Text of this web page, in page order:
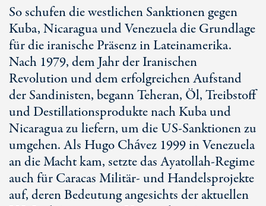
So schufen die westlichen Sanktionen gegen
Kuba, Nicaragua und Venezuela die Grundlage
für die iranische Präsenz in Lateinamerika.
Nach 1979, dem Jahr der Iranischen
Revolution und dem erfolgreichen Aufstand
der Sandinisten, begann Teheran, Öl, Treibstoff
und Destillationsprodukte nach Kuba und
Nicaragua zu liefern, um dieUS-Sanktionen zu
umgehen. Als Hugo Chávez 1999 in Venezuela
an die Macht kam, setzte das Ayatollah-Regime
auch für Caracas Militär- und Handelsprojekte
auf, deren Bedeutung angesichts der aktuellen